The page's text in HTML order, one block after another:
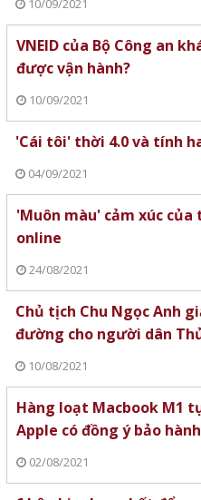
10/09/2021
VNEID của Bộ Công an
được vận hành?
10/09/2021
'Cái tôi' thời 4.0 và tính
04/09/2021
'Muôn màu' cảm xúc
online
24/08/2021
Chủ tịch Chu Ngọc Anh
đường cho người dân
10/08/2021
Hàng loạt Macbook M1
Apple có đồng ý bảo
02/08/2021